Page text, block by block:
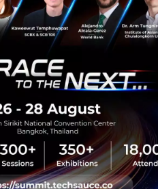
Digital Transformation
E-Commerce
Startup
Technology